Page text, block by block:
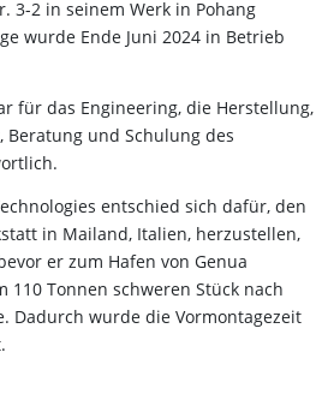
3-2 in seinem Werk in Pohang
wurde Ende Juni 2024 in Betrieb
für das Engineering, die Herstellung,
und Schulung des
entschied sich dafür, den
in Mailand, Italien, herzustellen,
er zum Hafen von Genua
Tonnen schweren Stück nach
Dadurch wurde die Vormontagezeit